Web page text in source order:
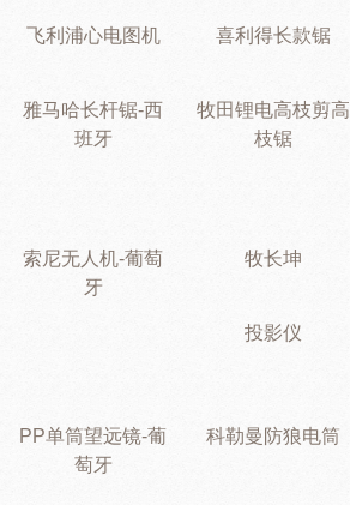
飞利浦心电图机 喜利得长款锯
雅马哈长杆锯-西
班牙
牧田锂电高枝剪高
枝锯
索尼无人机-葡萄
牙
牧长坤
投影仪
PP单筒望远镜-葡
萄牙
科勒曼防狼电筒